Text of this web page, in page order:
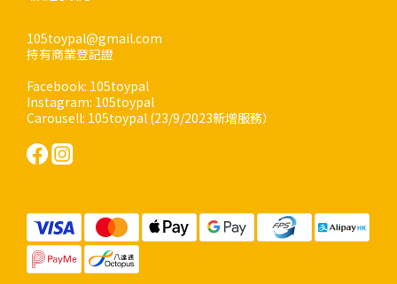
105toypal@gmail.com
持有商業登記證
Facebook: 105toypal
Instagram: 105toypal
Carousell: 105toypal (23/9/2023新增服務）